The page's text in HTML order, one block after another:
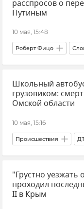
Керченский пролив
расспросов о
Путиным
10 мая, 15:48
Роберт Фицо
Европейский Союз (ЕС)
Владимир Путин
Новости
Школьный
грузовиком:
Омской области
10 мая, 15:16
Происшествия
Омская область
Новости
"Грустно уезжать
проходил
II в Крым